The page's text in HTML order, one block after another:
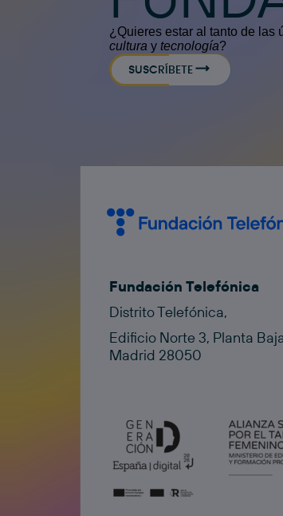
¿Quieres estar al tanto de las
cultura y tecnología?
SUSCRÍBETE
Fundación Telefónica
Distrito Telefónica,
Edificio Norte 3, Planta
Madrid 28050